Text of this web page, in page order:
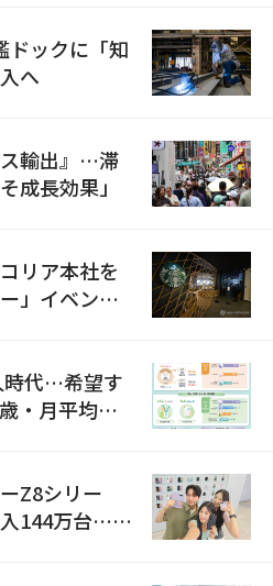
ドックに「知
へ
輸出』…滞
成長効果」
リア本社を
」イベント
時代…希望す
・月平均賃
Z8シリー
144万台…